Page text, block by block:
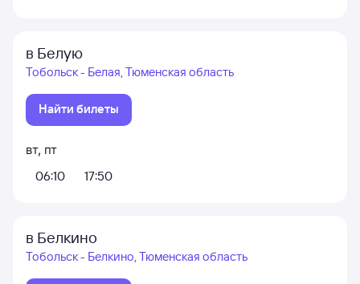
в Белую
Тобольск - Белая, Тюменская область
Найти билеты
вт, пт
06:10
17:50
в Белкино
Тобольск - Белкино, Тюменская область